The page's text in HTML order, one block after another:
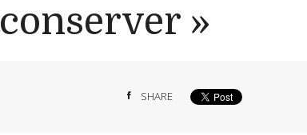
conserver »
SHARE